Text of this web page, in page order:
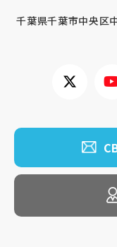
千葉県千葉市中央区